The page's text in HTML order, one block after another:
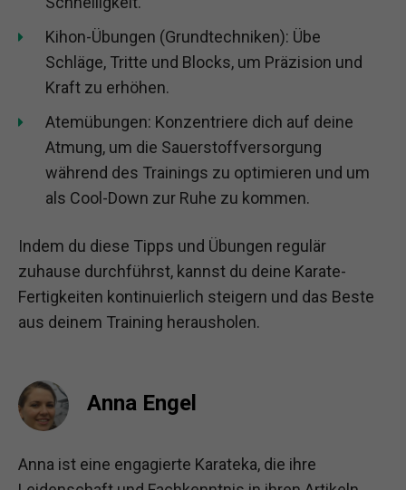
Kihon-Übungen (Grundtechniken): Übe
Schläge, Tritte und Blocks, um Präzision und
Kraft zu erhöhen.
Atemübungen: Konzentriere dich auf deine
Atmung, um die Sauerstoffversorgung
während des Trainings zu optimieren und um
als Cool-Down zur Ruhe zu kommen.
Indem du diese Tipps und Übungen regulär
zuhause durchführst, kannst du deine Karate-
Fertigkeiten kontinuierlich steigern und das Beste
aus deinem Training herausholen.
Anna Engel
Anna ist eine engagierte Karateka, die ihre